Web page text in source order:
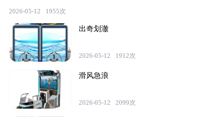
2026-05-12 1955次
出奇划澈
2026-05-12 1912次
滑风急浪
2026-05-12 2099次